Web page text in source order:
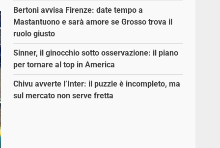
Bertoni avvisa Firenze: date tempo a
Mastantuono e sarà amore se Grosso trova il
ruolo giusto
Sinner, il ginocchio sotto osservazione: il piano
per tornare al top in America
Chivu avverte l’Inter: il puzzle è incompleto, ma
sul mercato non serve fretta